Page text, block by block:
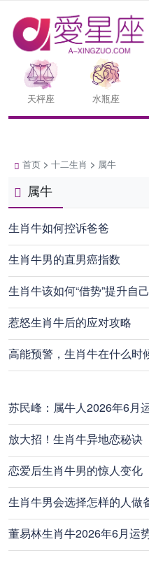
天枰座 水瓶座
首页 > 十二生肖 > 属牛
属牛
生肖牛如何控诉爸爸
生肖牛男的直男癌指数
生肖牛该如何“借势”提升自
惹怒生肖牛后的应对攻略
高能预警，生肖牛在什么时
苏民峰：属牛人2026年6月
放大招！生肖牛异地恋秘诀
恋爱后生肖牛男的惊人变化
生肖牛男会选择怎样的人做
董易林生肖牛2026年6月运